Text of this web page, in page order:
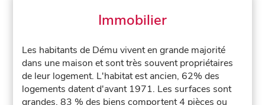
Immobilier
Les habitants de Dému vivent en grande majorité
dans une maison et sont très souvent propriétaires
de leur logement. L'habitat est ancien, 62% des
logements datent d'avant 1971. Les surfaces sont
grandes, 83 % des biens comportent 4 pièces ou